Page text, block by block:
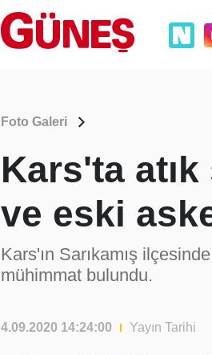
Foto Galeri
Kars'ta
ve eski
Kars'ın Sarıkamış
mühimmat bulundu.
4.09.2020 14:24:00 Yayın Tarihi